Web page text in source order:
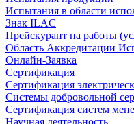
Испытания в области
Знак ILAC
Прейскурант на работы
Область Аккредитации
Онлайн-Заявка
Сертификация
Сертификация
Системы добровольной
Сертификация систем
Научная деятельность